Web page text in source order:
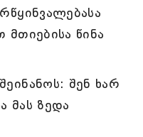
მთიებისა წინა
შენ ხარ
მას ზედა